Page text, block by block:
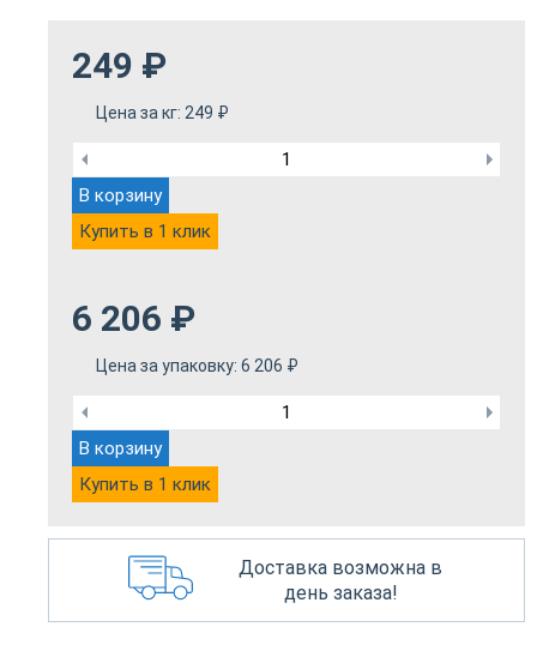
249 ₽
Цена за кг: 249 ₽
В корзину
Купить в 1 клик
6 206 ₽
Цена за упаковку: 6 206 ₽
В корзину
Купить в 1 клик
Доставка возможна в
день заказа!